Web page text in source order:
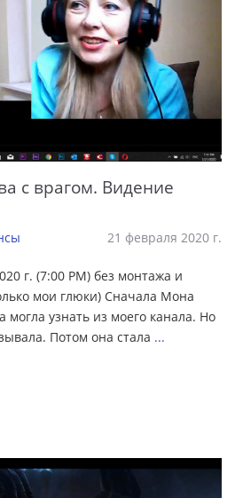
с врагом. Видение
21 февраля 2020 г.
г. (7:00 PM) без монтажа и
мои глюки) Сначала Мона
могла узнать из моего канала. Но
Потом она стала ...